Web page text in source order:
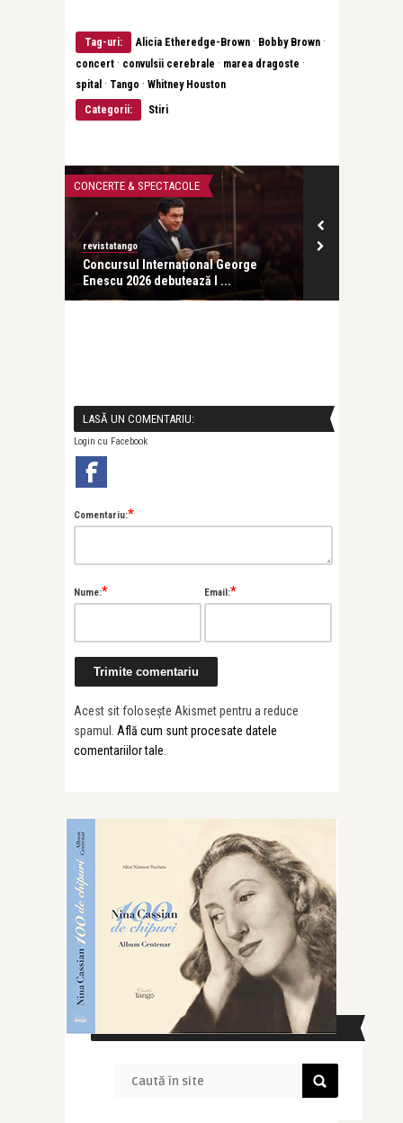
Tag-uri: Alicia Etheredge-Brown · Bobby Brown ·
concert · convulsii cerebrale · marea dragoste ·
spital · Tango · Whitney Houston
Categorii:
Stiri
CONCERTE & SPECTACOLE
revistatango
Concursul Internațional George
Enescu 2026 debutează l ...
Alice Năstase
Prună’s “Al ...
LASĂ UN COMENTARIU:
Login cu Facebook
Comentariu:*
Nume:* Email:*
Acest sit folosește Akismet pentru a reduce
spamul. Află cum sunt procesate datele
comentariilor tale
CAUTĂ ÎN SITE